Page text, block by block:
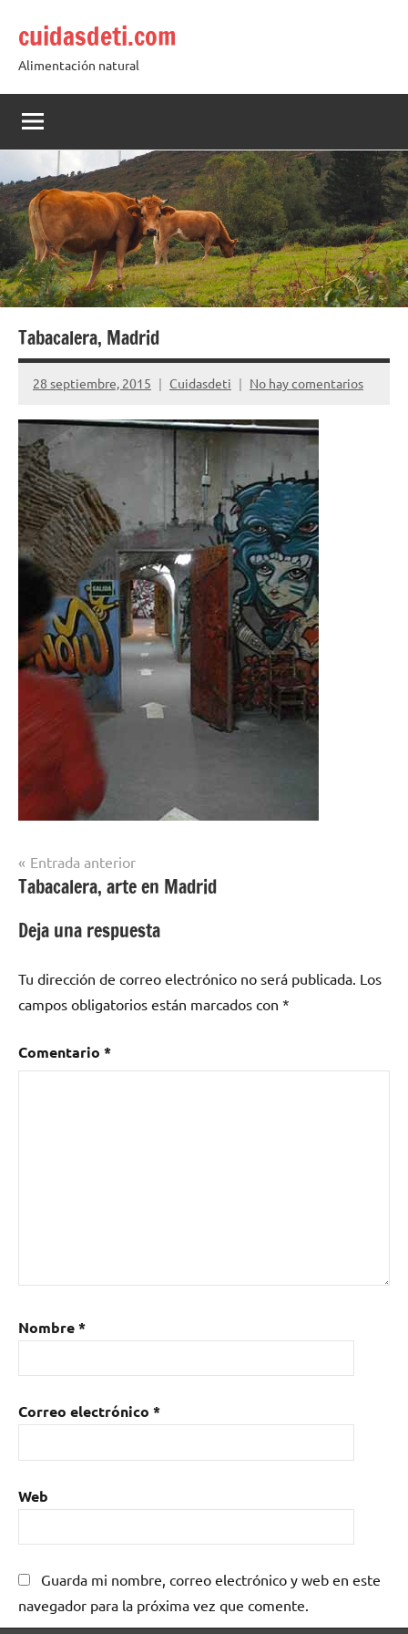
contenido
cuidasdeti.com
Alimentación natural
Tabacalera, Madrid
28 septiembre, 2015 Cuidasdeti No hay comentarios
Navegación
de
entradas
Entrada anterior
Tabacalera, arte en Madrid
Deja una respuesta
Tu dirección de correo electrónico no será publicada. Los
campos obligatorios están marcados con *
Comentario *
Nombre*
Correo electrónico *
Web
Guarda mi nombre, correo electrónico y web en este
navegador para la próxima vez que comente.